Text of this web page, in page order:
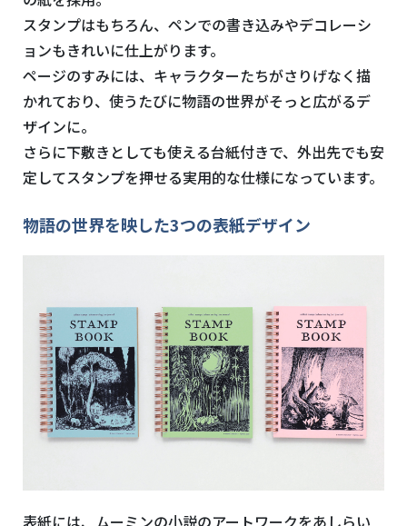
スタンプはもちろん、ペンでの書き込みやデコレーシ
ョンもきれいに仕上がります。
ページのすみには、キャラクターたちがさりげなく描
かれており、使うたびに物語の世界がそっと広がるデ
ザインに。
さらに下敷きとしても使える台紙付きで、外出先でも安
定してスタンプを押せる実用的な仕様になっています。
物語の世界を映した3つの表紙デザイン
表紙には、ムーミンの小説のアートワークをあしらい